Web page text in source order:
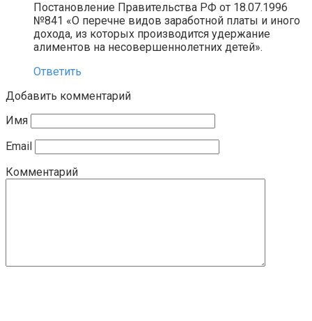
Постановление Правительства РФ от 18.07.1996
№841 «О перечне видов заработной платы и иного
дохода, из которых производится удержание
алиментов на несовершеннолетних детей».
Ответить
Добавить комментарий
Имя
Email
Комментарий